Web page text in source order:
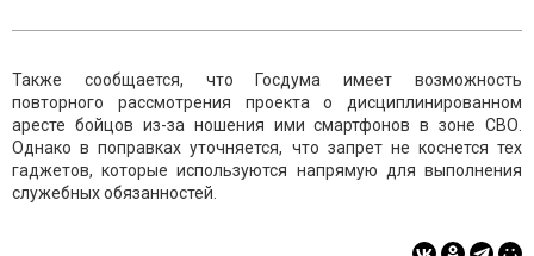
Также сообщается, что Госдума имеет возможность
повторного рассмотрения проекта о дисциплинированном
аресте бойцов из-за ношения ими смартфонов в зоне СВО.
Однако в поправках уточняется, что запрет не коснется тех
гаджетов, которые используются напрямую для выполнения
служебных обязанностей.